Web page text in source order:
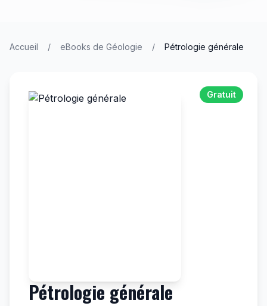
Accueil / eBooks de Géologie / Pétrologie générale
Gratuit
Pétrologie générale